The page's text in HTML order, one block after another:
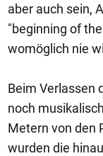
aber auch sein,
"beginning of
womöglich nie
Beim Verlassen
noch
Metern von den
wurden die